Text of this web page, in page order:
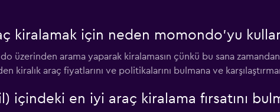
kiralamak için neden momondo'yu
üzerinden arama yaparak kiralamasın çünkü bu sana
kiralık araç fiyatlarını ve politikalarını bulmana ve
en iyi araç kiralama fırsatını